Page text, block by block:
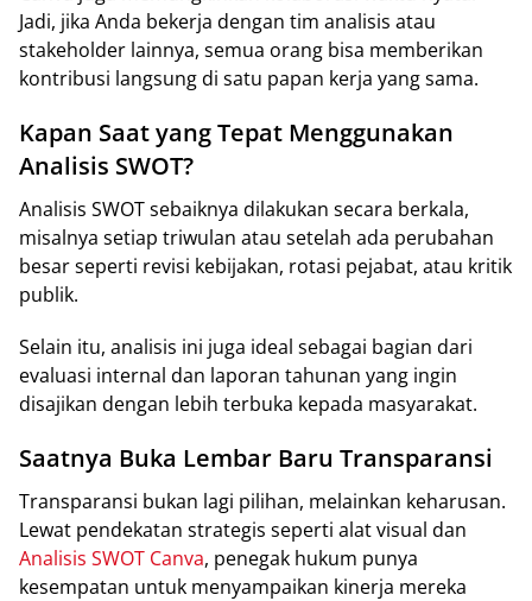
Jadi, jika Anda bekerja dengan tim analisis atau
stakeholder lainnya, semua orang bisa memberikan
kontribusi langsung di satu papan kerja yang sama.
Kapan Saat yang Tepat Menggunakan
Analisis SWOT?
Analisis SWOT sebaiknya dilakukan secara berkala,
misalnya setiap triwulan atau setelah ada perubahan
besar seperti revisi kebijakan, rotasi pejabat, atau kritik
publik.
Selain itu, analisis ini juga ideal sebagai bagian dari
evaluasi internal dan laporan tahunan yang ingin
disajikan dengan lebih terbuka kepada masyarakat.
Saatnya Buka Lembar Baru Transparansi
Transparansi bukan lagi pilihan, melainkan keharusan.
Lewat pendekatan strategis seperti alat visual dan
Analisis SWOT Canva, penegak hukum punya
kesempatan untuk menyampaikan kinerja mereka